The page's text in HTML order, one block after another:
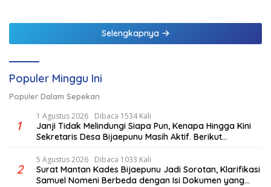
Selengkapnya
Populer Minggu Ini
Populer Dalam Sepekan
1
1 Agustus 2026 Dibaca 1534 Kali
Janji Tidak Melindungi Siapa Pun, Kenapa Hingga Kini
Sekretaris Desa Bijaepunu Masih Aktif. Berikut
penjelasan Ketua Komisi I DPRD TTS.
2
5 Agustus 2026 Dibaca 1033 Kali
Surat Mantan Kades Bijaepunu Jadi Sorotan, Klarifikasi
Samuel Nomeni Berbeda dengan Isi Dokumen yang